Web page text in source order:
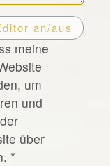
an/aus
meine
um
und
über
*